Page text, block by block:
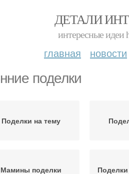
ДЕТАЛИ
интересные идеи
главная новости
поделки
Поделки на тему
Мамины поделки